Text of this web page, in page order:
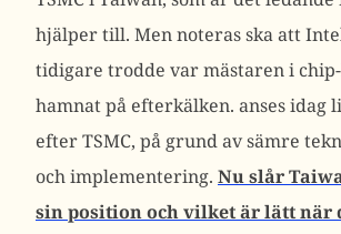
hjälper till. Men noteras ska att
tidigare trodde var mästaren i
hamnat på efterkälken. anses idag
efter TSMC, på grund av sämre
och implementering. Nu slår
sin position och vilket är lätt när